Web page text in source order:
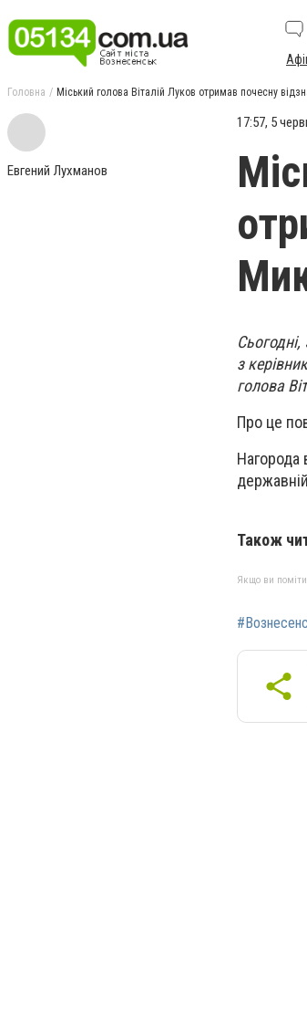
Головна Міський голова Віталій Луков отримав почесну
Евгений Лухманов
17:57, 5
з
голова
Про це
Нагорода
Також
Якщо ви